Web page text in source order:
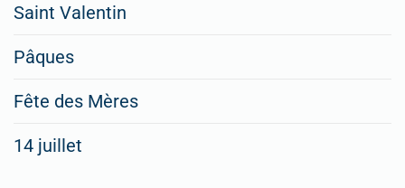
Saint Valentin
Pâques
Fête des Mères
14 juillet